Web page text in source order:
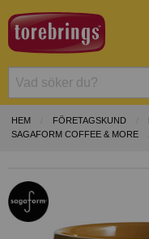
HEM FÖRETAGSKUND
SAGAFORM COFFEE & MORE